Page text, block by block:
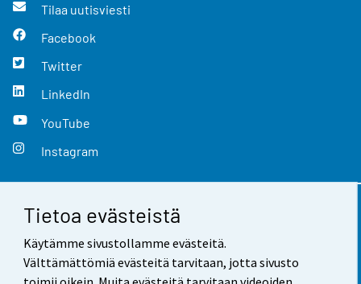
Tietoa evästeistä
Käytämme sivustollamme evästeitä.
Välttämättömiä evästeitä tarvitaan, jotta sivusto
Tilaa uutisviesti
Facebook
Twitter
LinkedIn
YouTube
Instagram
Yhteystiedot
Palaute